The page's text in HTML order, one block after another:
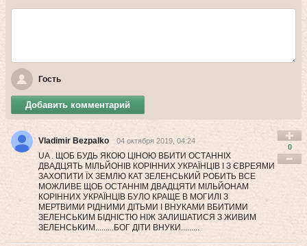
Гость
Добавить комментарий
Vladimir Bezpalko 04 октября 2019, 04:24
UA . ЩОБ БУДЬ ЯКОЮ ЦІНОЮ ВБИТИ ОСТАННІХ
ДВАДЦЯТЬ МІЛЬЙОНІВ КОРІННИХ УКРАЇНЦІВ І З ЄВРЕЯМИ
ЗАХОПИТИ ЇХ ЗЕМЛЮ КАТ ЗЕЛЕНСЬКИЙ РОБИТЬ ВСЕ
МОЖЛИВЕ ЩОБ ОСТАННІМ ДВАДЦЯТИ МІЛЬЙОНАМ
КОРІННИХ УКРАЇНЦІВ БУЛО КРАЩЕ В МОГИЛІ З
МЕРТВИМИ РІДНИМИ ДІТЬМИ І ВНУКАМИ ВБИТИМИ
ЗЕЛЕНСЬКИМ БІДНІСТЮ НІЖ ЗАЛИШАТИСЯ З ЖИВИМ
ЗЕЛЕНСЬКИМ.........БОГ ДІТИ ВНУКИ.........
0